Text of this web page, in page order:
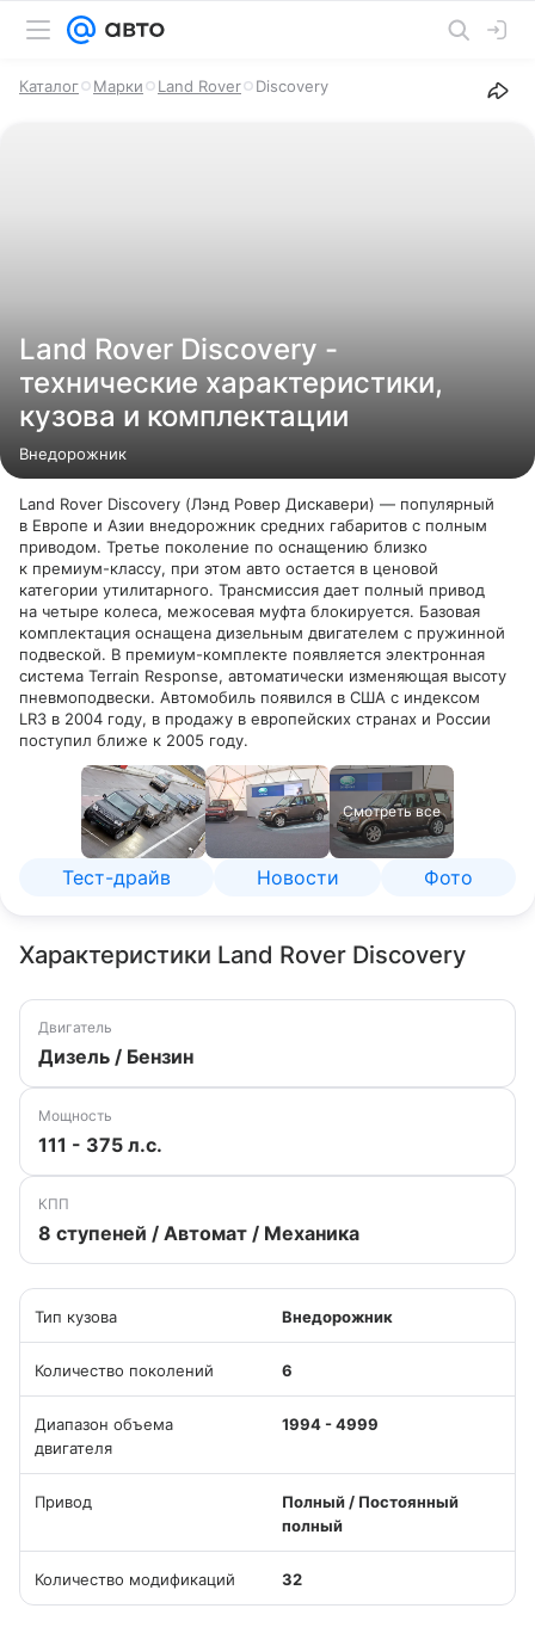
Каталог Марки Land Rover Discovery
Land Rover Discovery -
технические характеристики,
кузова и комплектации
Внедорожник
Land Rover Discovery (Лэнд Ровер Дискавери) — популярный
в Европе и Азии внедорожник средних габаритов с полным
приводом. Третье поколение по оснащению близко
к премиум-классу, при этом авто остается в ценовой
категории утилитарного. Трансмиссия дает полный привод
на четыре колеса, межосевая муфта блокируется. Базовая
комплектация оснащена дизельным двигателем с пружинной
подвеской. В премиум-комплекте появляется электронная
система Terrain Response, автоматически изменяющая высоту
пневмоподвески. Автомобиль появился в США с индексом
LR3 в 2004 году, в продажу в европейских странах и России
поступил ближе к 2005 году.
Смотреть все
Тест-драйв Новости Фото
Характеристики Land Rover Discovery
Двигатель
Дизель / Бензин
Мощность
111 - 375 л.с.
КПП
8 ступеней / Автомат / Механика
Тип кузова Внедорожник
Количество поколений 6
Диапазон объема
двигателя
1994 - 4999
Привод
Полный / Постоянный
полный
Количество модификаций 32